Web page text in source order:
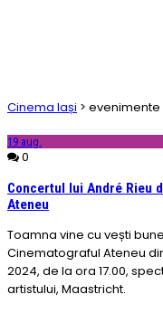
Cinema Iași > evenimente
19 aug.
0
Concertul lui André Rieu
Ateneu
Toamna vine cu vești
Cinematograful Ateneu
2024, de la ora 17.00,
artistului, Maastricht.